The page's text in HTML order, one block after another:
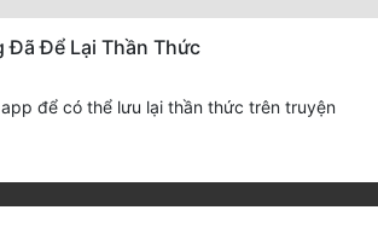
Đã Để Lại Thần Thức
để có thể lưu lại thần thức trên truyện